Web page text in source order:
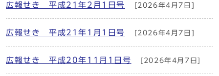
広報せき 平成21年2月1日号 [2026年4月7日]
広報せき 平成21年1月1日号 [2026年4月7日]
広報せき 平成20年11月1日号 [2026年4月7日]